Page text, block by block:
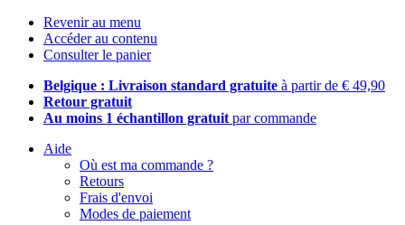
Revenir au menu
Accéder au contenu
Consulter le panier
Belgique : Livraison standard gratuite à partir de € 49,90
Retour gratuit
Au moins 1 échantillon gratuit par commande
Aide
Où est ma commande ?
Retours
Frais d'envoi
Modes de paiement